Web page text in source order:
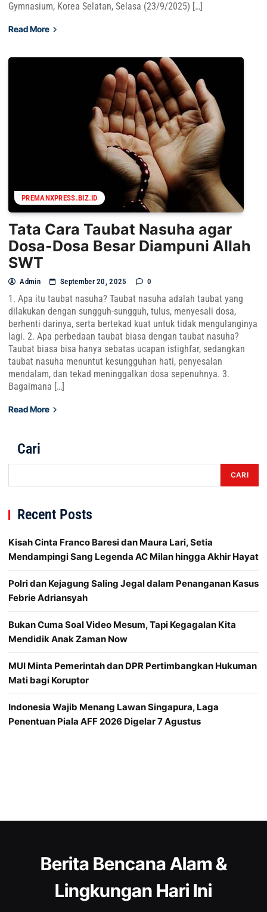
Gymnasium, Korea Selatan, Selasa (23/9/2025) […]
Read More
PREMANXPRESS.BIZ.ID
Tata Cara Taubat Nasuha agar
Dosa-Dosa Besar Diampuni Allah
SWT
Admin September 20, 2025 0
1. Apa itu taubat nasuha? Taubat nasuha adalah taubat yang
dilakukan dengan sungguh-sungguh, tulus, menyesali dosa,
berhenti darinya, serta bertekad kuat untuk tidak mengulanginya
lagi. 2. Apa perbedaan taubat biasa dengan taubat nasuha?
Taubat biasa bisa hanya sebatas ucapan istighfar, sedangkan
taubat nasuha menuntut kesungguhan hati, penyesalan
mendalam, dan tekad meninggalkan dosa sepenuhnya. 3.
Bagaimana […]
Read More
Cari
CARI
Recent Posts
Kisah Cinta Franco Baresi dan Maura Lari, Setia
Mendampingi Sang Legenda AC Milan hingga Akhir Hayat
Polri dan Kejagung Saling Jegal dalam Penanganan Kasus
Febrie Adriansyah
Bukan Cuma Soal Video Mesum, Tapi Kegagalan Kita
Mendidik Anak Zaman Now
MUI Minta Pemerintah dan DPR Pertimbangkan Hukuman
Mati bagi Koruptor
Indonesia Wajib Menang Lawan Singapura, Laga
Penentuan Piala AFF 2026 Digelar 7 Agustus
Berita Bencana Alam &
Lingkungan Hari Ini